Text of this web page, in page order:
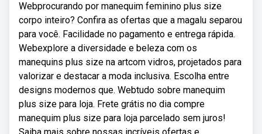
Webprocurando por manequim feminino plus size
corpo inteiro? Confira as ofertas que a magalu separou
para você. Facilidade no pagamento e entrega rápida.
Webexplore a diversidade e beleza com os
manequins plus size na artcom vidros, projetados para
valorizar e destacar a moda inclusiva. Escolha entre
designs modernos que. Webtudo sobre manequim
plus size para loja. Frete grátis no dia compre
manequim plus size para loja parcelado sem juros!